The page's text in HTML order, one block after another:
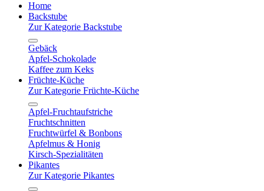
Home
Backstube
Zur Kategorie Backstube
Gebäck
Apfel-Schokolade
Kaffee zum Keks
Früchte-Küche
Zur Kategorie Früchte-Küche
Apfel-Fruchtaufstriche
Fruchtschnitten
Fruchtwürfel & Bonbons
Apfelmus & Honig
Kirsch-Spezialitäten
Pikantes
Zur Kategorie Pikantes